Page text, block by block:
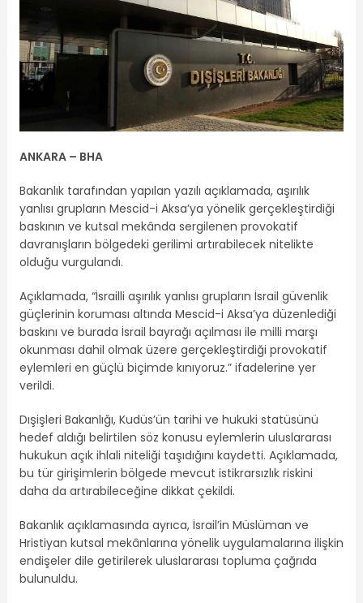
ANKARA – BHA
Bakanlık tarafından yapılan yazılı açıklamada, aşırılık
yanlısı grupların Mescid-i Aksa’ya yönelik gerçekleştirdiği
baskının ve kutsal mekânda sergilenen provokatif
davranışların bölgedeki gerilimi artırabilecek nitelikte
olduğu vurgulandı.
Açıklamada, “İsrailli aşırılık yanlısı grupların İsrail güvenlik
güçlerinin koruması altında Mescid-i Aksa’ya düzenlediği
baskını ve burada İsrail bayrağı açılması ile milli marşı
okunması dahil olmak üzere gerçekleştirdiği provokatif
eylemleri en güçlü biçimde kınıyoruz.” ifadelerine yer
verildi.
Dışişleri Bakanlığı, Kudüs’ün tarihi ve hukuki statüsünü
hedef aldığı belirtilen söz konusu eylemlerin uluslararası
hukukun açık ihlali niteliği taşıdığını kaydetti. Açıklamada,
bu tür girişimlerin bölgede mevcut istikrarsızlık riskini
daha da artırabileceğine dikkat çekildi.
Bakanlık açıklamasında ayrıca, İsrail’in Müslüman ve
Hristiyan kutsal mekânlarına yönelik uygulamalarına ilişkin
endişeler dile getirilerek uluslararası topluma çağrıda
bulunuldu.